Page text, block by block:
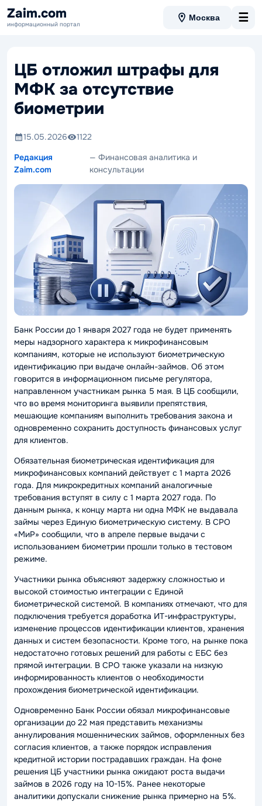
Zaim.com
информационный портал
Москва ☰
ЦБ отложил штрафы для
МФК за отсутствие
биометрии
15.05.2026
1122
Редакция
Zaim.com
— Финансовая аналитика и
консультации
Банк России до 1 января 2027 года не будет применять
меры надзорного характера к микрофинансовым
компаниям, которые не используют биометрическую
идентификацию при выдаче онлайн-займов. Об этом
говорится в информационном письме регулятора,
направленном участникам рынка 5 мая. В ЦБ сообщили,
что во время мониторинга выявили препятствия,
мешающие компаниям выполнить требования закона и
одновременно сохранить доступность финансовых услуг
для клиентов.
Обязательная биометрическая идентификация для
микрофинансовых компаний действует с 1 марта 2026
года. Для микрокредитных компаний аналогичные
требования вступят в силу с 1 марта 2027 года. По
данным рынка, к концу марта ни одна МФК не выдавала
займы через Единую биометрическую систему. В СРО
«МиР» сообщили, что в апреле первые выдачи с
использованием биометрии прошли только в тестовом
режиме.
Участники рынка объясняют задержку сложностью и
высокой стоимостью интеграции с Единой
биометрической системой. В компаниях отмечают, что для
подключения требуется доработка ИТ-инфраструктуры,
изменение процессов идентификации клиентов, хранения
данных и систем безопасности. Кроме того, на рынке пока
недостаточно готовых решений для работы с ЕБС без
прямой интеграции. В СРО также указали на низкую
информированность клиентов о необходимости
прохождения биометрической идентификации.
Одновременно Банк России обязал микрофинансовые
организации до 22 мая представить механизмы
аннулирования мошеннических займов, оформленных без
согласия клиентов, а также порядок исправления
кредитной истории пострадавших граждан. На фоне
решения ЦБ участники рынка ожидают роста выдачи
займов в 2026 году на 10-15%. Ранее некоторые
аналитики допускали снижение рынка примерно на 5%.